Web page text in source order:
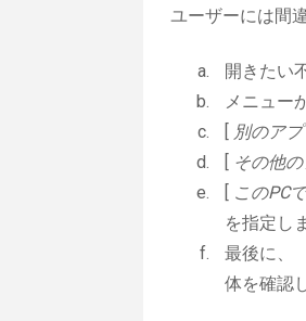
ユーザーには間
開きたい
メニュー
[ 別のア
[ その他
[ このPC
を指定し
最後に、
体を確認